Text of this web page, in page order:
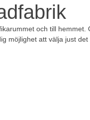
och till hemmet.
möjlighet att välja just det